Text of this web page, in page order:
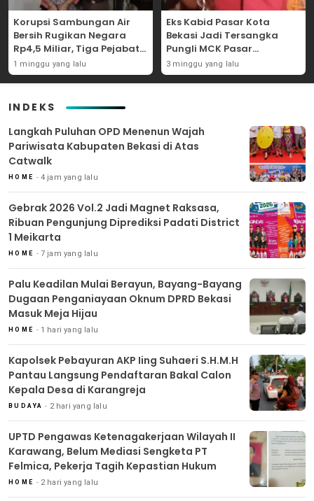
Korupsi Sambungan Air
Bersih Rugikan Negara
Rp4,5 Miliar, Tiga Pejabat
Perumda Dijerat
1 minggu yang lalu
Eks Kabid Pasar Kota
Bekasi Jadi Tersangka
Pungli MCK Pasar
Bantargebang
3 minggu yang lalu
INDEKS
Langkah Puluhan OPD Menenun Wajah
Pariwisata Kabupaten Bekasi di Atas
Catwalk
HOME 4 jam yang lalu
Gebrak 2026 Vol.2 Jadi Magnet Raksasa,
Ribuan Pengunjung Diprediksi Padati District
1 Meikarta
HOME 7 jam yang lalu
Palu Keadilan Mulai Berayun, Bayang-Bayang
Dugaan Penganiayaan Oknum DPRD Bekasi
Masuk Meja Hijau
HOME 1 hari yang lalu
Kapolsek Pebayuran AKP Iing Suhaeri S.H.M.H
Pantau Langsung Pendaftaran Bakal Calon
Kepala Desa di Karangreja
BUDAYA 2 hari yang lalu
UPTD Pengawas Ketenagakerjaan Wilayah II
Karawang, Belum Mediasi Sengketa PT
Felmica, Pekerja Tagih Kepastian Hukum
HOME 2 hari yang lalu